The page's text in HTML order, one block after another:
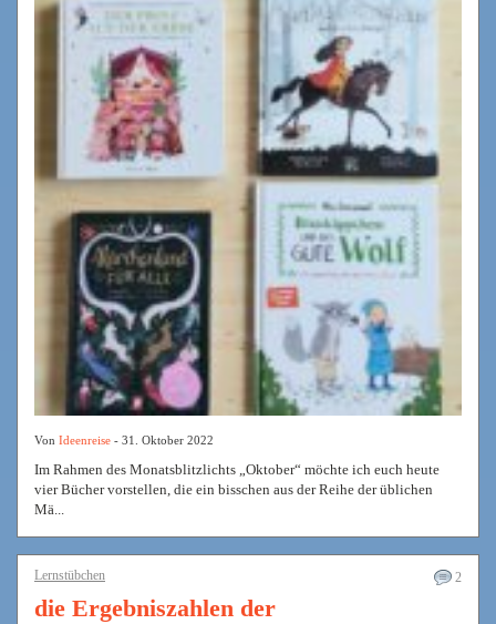
Von Ideenreise - 31. Oktober 2022
Im Rahmen des Monatsblitzlichts „Oktober“ möchte ich euch heute
vier Bücher vorstellen, die ein bisschen aus der Reihe der üblichen
Mä...
2
Lernstübchen
die Ergebniszahlen der